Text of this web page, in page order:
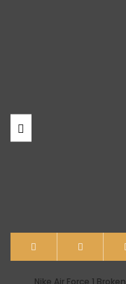
Nike Air Force 1 Broken